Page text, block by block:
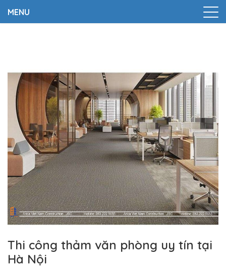
MENU
Thi công thảm văn phòng uy tín tại
Hà Nội